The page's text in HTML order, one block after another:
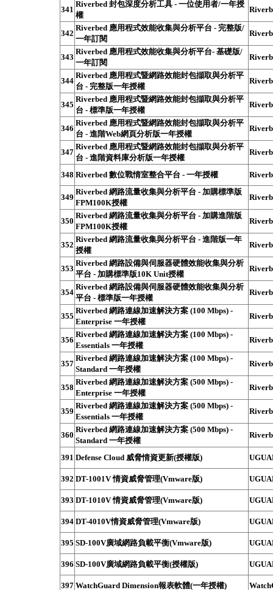
341
Riverbed 封包深度分析工具 - 一位使用者/一年授
權
342
Riverbed 應用程式效能收集與分析平台 - 完整版/
一年訂閱
343
Riverbed 應用程式效能收集與分析平台- 基礎版/
一年訂閱
344
Riverbed 應用程式暨網路效能封包擷取與分析平
台 - 完整版一年授權
345
Riverbed 應用程式暨網路效能封包擷取與分析平
台 - 標準版一年授權
346
Riverbed 應用程式暨網路效能封包擷取與分析平
台 - 進階Web網頁分析版一年授權
347
Riverbed 應用程式暨網路效能封包擷取與分析平
台 - 進階資料庫分析版一年授權
348 Riverbed 數位戰情室整合平台 - 一年授權
349
Riverbed 網路流量收集與分析平台 - 加購標準版
FPM100K授權
350
Riverbed 網路流量收集與分析平台 - 加購進階版
FPM100K授權
352
Riverbed 網路流量收集與分析平台 - 進階版一年
授權
353
Riverbed 網路設備與伺服器硬體效能收集與分析
平台 - 加購標準版10K Unit授權
354
Riverbed 網路設備與伺服器硬體效能收集與分析
平台 - 標準版一年授權
355
Riverbed 網路連線加速解決方案 (100 Mbps) -
Enterprise 一年授權
356
Riverbed 網路連線加速解決方案 (100 Mbps) -
Essentials 一年授權
357
Riverbed 網路連線加速解決方案 (100 Mbps) -
Standard 一年授權
358
Riverbed 網路連線加速解決方案 (500 Mbps) -
Enterprise 一年授權
359
Riverbed 網路連線加速解決方案 (500 Mbps) -
Essentials 一年授權
360
Riverbed 網路連線加速解決方案 (500 Mbps) -
Standard 一年授權
391 Defense Cloud 威脅情資更新(授權版)
392 DT-1001V 情資威脅管理(Vmware版)
393 DT-1010V 情資威脅管理(Vmware版)
394 DT-4010V情資威脅管理(Vmware版)
395 SD-100V廣域網路負載平衡(Vmware版)
396 SD-100V廣域網路負載平衡(授權版)
397 WatchGuard Dimension報表軟體(一年授權)